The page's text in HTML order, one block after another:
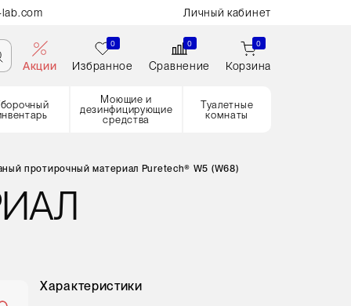
lab.com Личный кабинет
Акции
0
Избранное
0
Сравнение
0
Корзина
Моющие и
дезинфицирующие
средства
Туалетные
комнаты
протирочный материал Puretech® W5 (W68)
Характеристики